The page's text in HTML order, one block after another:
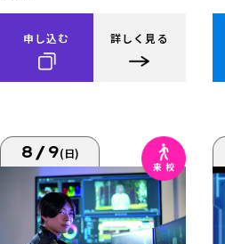
申し込む 詳しく見る
8/9(日)